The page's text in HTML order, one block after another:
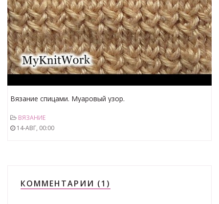
Вязание спицами. Муаровый узор.
ВЯЗАНИЕ
14-АВГ, 00:00
КОММЕНТАРИИ (1)